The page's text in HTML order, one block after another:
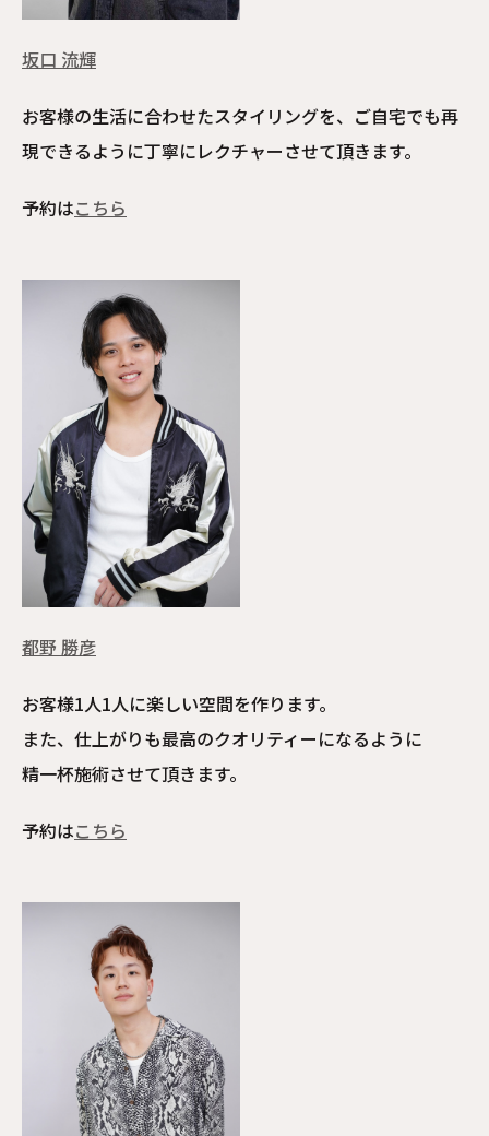
坂口 流輝
お客様の生活に合わせたスタイリングを、ご自宅でも再
現できるように丁寧にレクチャーさせて頂きます。
予約はこちら
都野 勝彦
お客様1人1人に楽しい空間を作ります。
また、仕上がりも最高のクオリティーになるように
精一杯施術させて頂きます。
予約はこちら